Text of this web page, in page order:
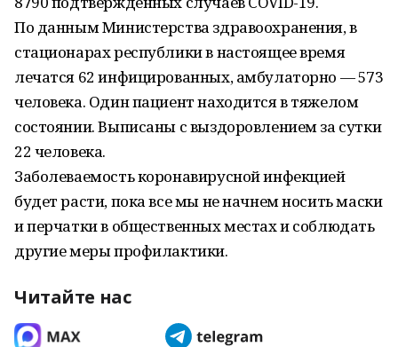
По данным Министерства здравоохранения, в
стационарах республики в настоящее время
лечатся 62 инфицированных, амбулаторно — 573
человека. Один пациент находится в тяжелом
состоянии. Выписаны с выздоровлением за сутки
22 человека.
Заболеваемость коронавирусной инфекцией
будет расти, пока все мы не начнем носить маски
и перчатки в общественных местах и соблюдать
другие меры профилактики.
Читайте нас